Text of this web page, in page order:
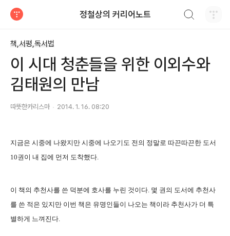
정철상의 커리어노트
책,서평,독서법
이 시대 청춘들을 위한 이외수와
김태원의 만남
따뜻한카리스마 2014. 1. 16. 08:20
지금은 시중에 나왔지만 시중에 나오기도 전의 정말로 따끈따끈한 도서
10권이 내 집에 먼저 도착했다.
이 책의 추천사를 쓴 덕분에 호사를 누린 것이다. 몇 권의 도서에 추천사
를 쓴 적은 있지만 이번 책은 유명인들이 나오는 책이라 추천사가 더 특
별하게 느껴진다.